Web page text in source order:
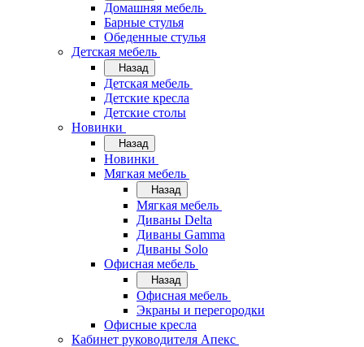
Домашняя мебель
Барные стулья
Обеденные стулья
Детская мебель
Назад
Детская мебель
Детские кресла
Детские столы
Новинки
Назад
Новинки
Мягкая мебель
Назад
Мягкая мебель
Диваны Delta
Диваны Gamma
Диваны Solo
Офисная мебель
Назад
Офисная мебель
Экраны и перегородки
Офисные кресла
Кабинет руководителя Апекс